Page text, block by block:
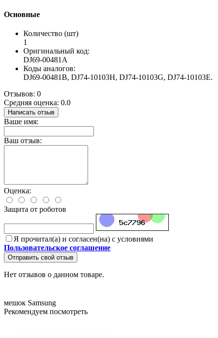
Основные
Количество (шт)
1
Оригинальный код:
DJ69-00481A
Коды аналогов:
DJ69-00481B, DJ74-10103H, DJ74-10103G, DJ74-10103E.
Отзывов: 0
Средняя оценка: 0.0
Написать отзыв
Ваше имя:
Ваш отзыв:
Оценка:
Защита от роботов
Я прочитал(а) и согласен(на) с условиями
Пользовательское соглашение
Отправить свой отзыв
Нет отзывов о данном товаре.
мешок Samsung
Рекомендуем посмотреть